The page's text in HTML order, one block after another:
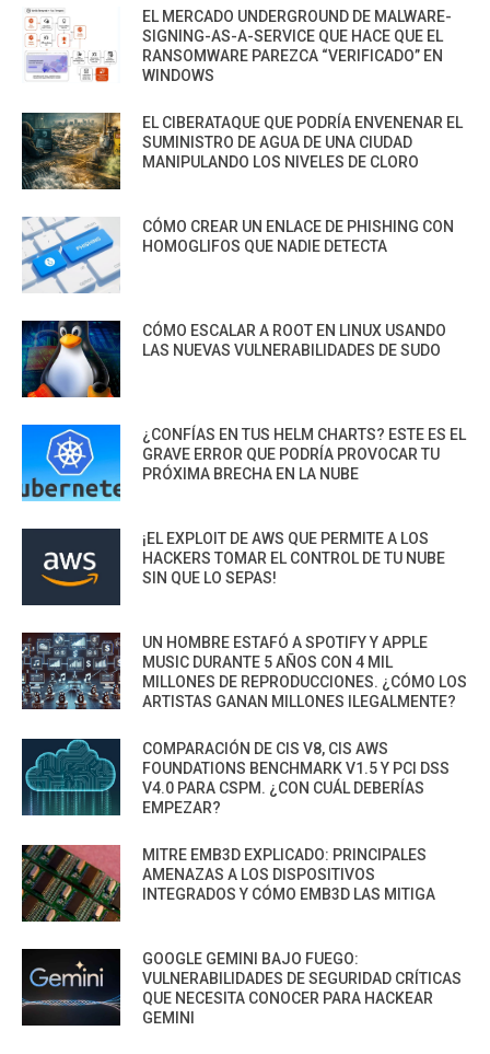
EL MERCADO UNDERGROUND DE MALWARE-
SIGNING-AS-A-SERVICE QUE HACE QUE EL
RANSOMWARE PAREZCA “VERIFICADO” EN
WINDOWS
EL CIBERATAQUE QUE PODRÍA ENVENENAR EL
SUMINISTRO DE AGUA DE UNA CIUDAD
MANIPULANDO LOS NIVELES DE CLORO
CÓMO CREAR UN ENLACE DE PHISHING CON
HOMOGLIFOS QUE NADIE DETECTA
CÓMO ESCALAR A ROOT EN LINUX USANDO
LAS NUEVAS VULNERABILIDADES DE SUDO
¿CONFÍAS EN TUS HELM CHARTS? ESTE ES EL
GRAVE ERROR QUE PODRÍA PROVOCAR TU
PRÓXIMA BRECHA EN LA NUBE
¡EL EXPLOIT DE AWS QUE PERMITE A LOS
HACKERS TOMAR EL CONTROL DE TU NUBE
SIN QUE LO SEPAS!
UN HOMBRE ESTAFÓ A SPOTIFY Y APPLE
MUSIC DURANTE 5 AÑOS CON 4 MIL
MILLONES DE REPRODUCCIONES. ¿CÓMO LOS
ARTISTAS GANAN MILLONES ILEGALMENTE?
COMPARACIÓN DE CIS V8, CIS AWS
FOUNDATIONS BENCHMARK V1.5 Y PCI DSS
V4.0 PARA CSPM. ¿CON CUÁL DEBERÍAS
EMPEZAR?
MITRE EMB3D EXPLICADO: PRINCIPALES
AMENAZAS A LOS DISPOSITIVOS
INTEGRADOS Y CÓMO EMB3D LAS MITIGA
GOOGLE GEMINI BAJO FUEGO:
VULNERABILIDADES DE SEGURIDAD CRÍTICAS
QUE NECESITA CONOCER PARA HACKEAR
GEMINI